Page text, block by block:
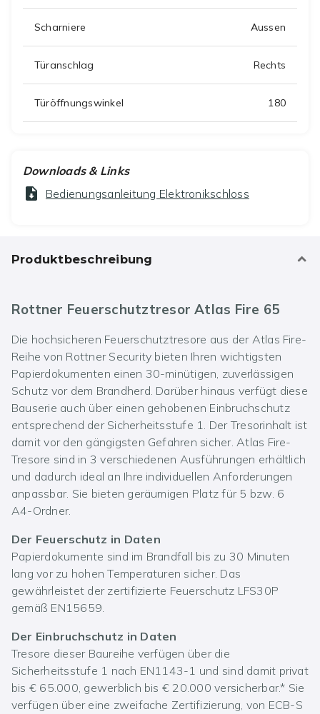
Scharniere Aussen
Türanschlag Rechts
Türöffnungswinkel 180
Downloads & Links
Bedienungsanleitung Elektronikschloss
Produktbeschreibung
Rottner Feuerschutztresor Atlas Fire 65
Die hochsicheren Feuerschutztresore aus der Atlas Fire-
Reihe von Rottner Security bieten Ihren wichtigsten
Papierdokumenten einen 30-minütigen, zuverlässigen
Schutz vor dem Brandherd. Darüber hinaus verfügt diese
Bauserie auch über einen gehobenen Einbruchschutz
entsprechend der Sicherheitsstufe 1. Der Tresorinhalt ist
damit vor den gängigsten Gefahren sicher. Atlas Fire-
Tresore sind in 3 verschiedenen Ausführungen erhältlich
und dadurch ideal an Ihre individuellen Anforderungen
anpassbar. Sie bieten geräumigen Platz für 5 bzw. 6
A4-Ordner.
Der Feuerschutz in Daten
Papierdokumente sind im Brandfall bis zu 30 Minuten
lang vor zu hohen Temperaturen sicher. Das
gewährleistet der zertifizierte Feuerschutz LFS30P
gemäß EN15659.
Der Einbruchschutz in Daten
Tresore dieser Baureihe verfügen über die
Sicherheitsstufe 1 nach EN1143-1 und sind damit privat
bis € 65.000, gewerblich bis € 20.000 versicherbar.* Sie
verfügen über eine zweifache Zertifizierung, von ECB-S